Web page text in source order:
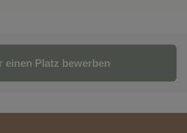
einen Platz bewerben